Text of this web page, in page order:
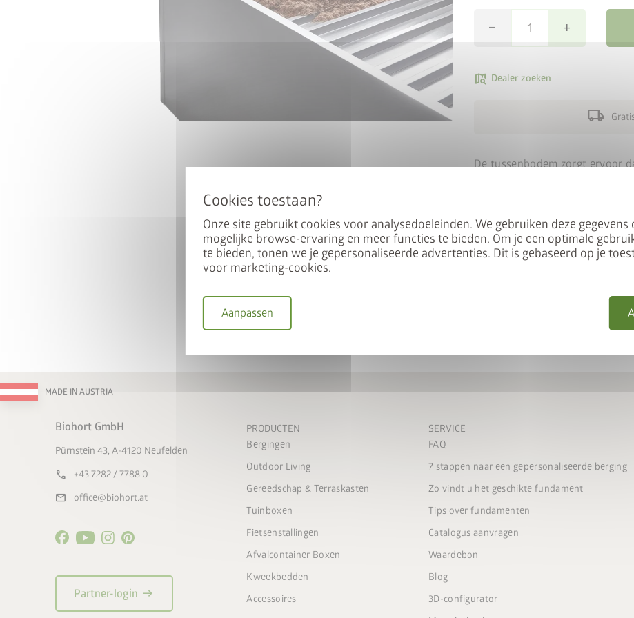
Onze site gebruikt cookies voor analysedoeleinden. We gebruiken deze gegevens
mogelijke browse-ervaring en meer functies te bieden. Om je een optimale
te bieden, tonen we je gepersonaliseerde advertenties. Dit is gebaseerd op je
voor marketing-cookies.
Aanpassen
remove add
map_search Dealer zoeken
local_shipping
De tussenbodem zorgt ervoor
duur opvulmateriaal en
eenvoudig op de tweede rib
garanderen en
waterdoorlatend.
MADE IN AUSTRIA
Biohort GmbH
Pürnstein 43, A-4120 Neufelden
call +43 7282 / 7788 0
mail office@biohort.at
Partner-login arrow_right_alt
PRODUCTEN
Bergingen
Outdoor Living
Gereedschap & Terraskasten
Tuinboxen
Fietsenstallingen
Afvalcontainer Boxen
Kweekbedden
Accessoires
SERVICE
FAQ
7 stappen naar een gepersonaliseerde berging
Zo vindt u het geschikte fundament
Tips over fundamenten
Catalogus aanvragen
Waardebon
Blog
3D-configurator
het bodemframe
Koop een Europa, Panorama, HighLine, AvantGarde of
Neo berging en ontvang het bijpassende bodemframe
met 50% korting. Voeg de berging en het bodemframe
Berging kiezen